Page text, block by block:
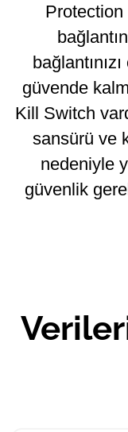
güvende
Kill Switch
sansürü ve
nedeniyle
güvenlik